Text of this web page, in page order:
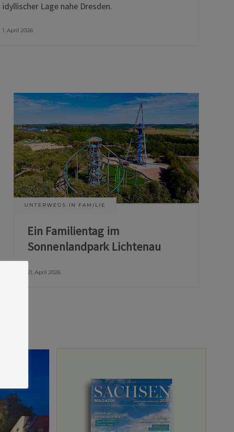
idyllischer Lage nahe Dresden.
1. April 2026
UNTERWEGS IN FAMILIE
Ein Familientag im
Sonnenlandpark Lichtenau
21. April 2026